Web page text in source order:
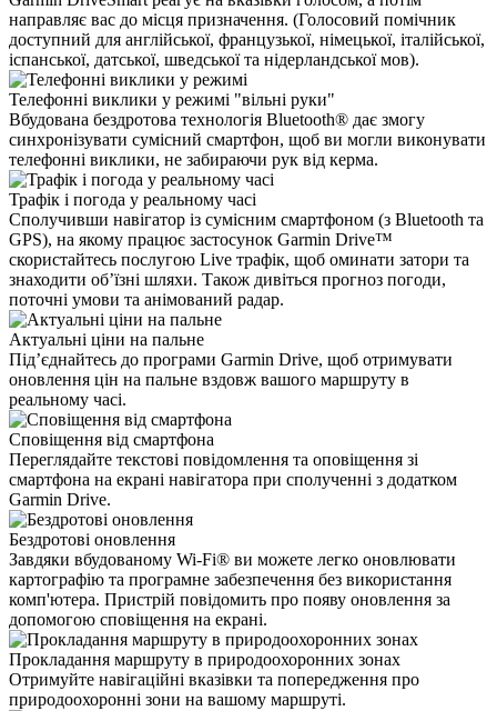
направляє вас до місця призначення. (Голосовий помічник
доступний для англійської, французької, німецької, італійської,
іспанської, датської, шведської та нідерландської мов).
Телефонні виклики у режимі "вільні руки"
Вбудована бездротова технологія Bluetooth® дає змогу
синхронізувати сумісний смартфон, щоб ви могли виконувати
телефонні виклики, не забираючи рук від керма.
Трафік і погода у реальному часі
Сполучивши навігатор із сумісним смартфоном (з Bluetooth та
GPS), на якому працює застосунок Garmin Drive™
скористайтесь послугою Live трафік, щоб оминати затори та
знаходити об’їзні шляхи. Також дивіться прогноз погоди,
поточні умови та анімований радар.
Актуальні ціни на пальне
Під’єднайтесь до програми Garmin Drive, щоб отримувати
оновлення цін на пальне вздовж вашого маршруту в
реальному часі.
Сповіщення від смартфона
Переглядайте текстові повідомлення та оповіщення зі
смартфона на екрані навігатора при сполученні з додатком
Garmin Drive.
Бездротові оновлення
Завдяки вбудованому Wi-Fi® ви можете легко оновлювати
картографію та програмне забезпечення без використання
комп'ютера. Пристрій повідомить про появу оновлення за
допомогою сповіщення на екрані.
Прокладання маршруту в природоохоронних зонах
Отримуйте навігаційні вказівки та попередження про
природоохоронні зони на вашому маршруті.